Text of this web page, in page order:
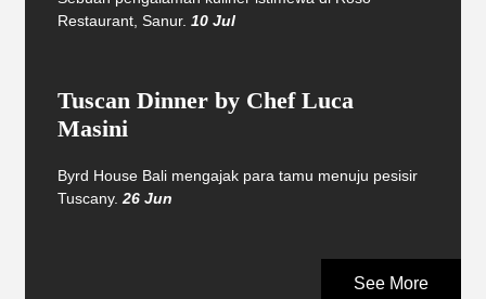
Restaurant, Sanur. 10 Jul
Tuscan Dinner by Chef Luca
Masini
Byrd House Bali mengajak para tamu menuju pesisir
Tuscany.26 Jun
See More